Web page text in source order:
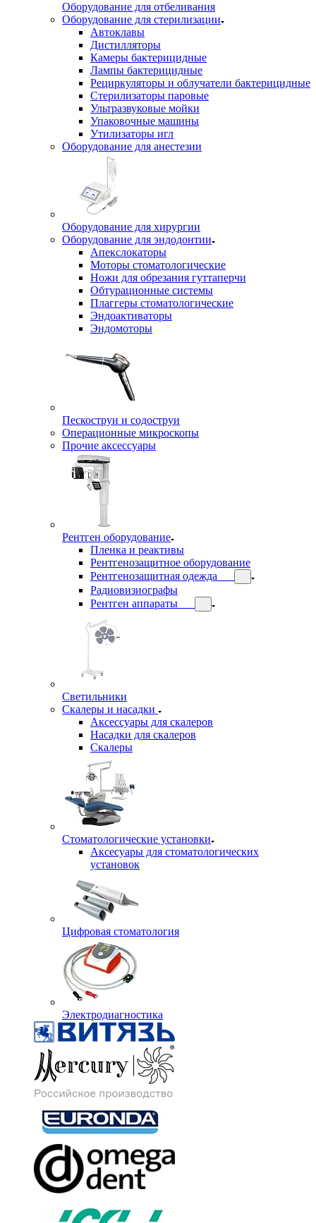
Оборудование для отбеливания
Оборудование для стерилизации
Автоклавы
Дистилляторы
Камеры бактерицидные
Лампы бактерицидные
Рециркуляторы и облучатели бактерицидные
Стерилизаторы паровые
Ультразвуковые мойки
Упаковочные машины
Утилизаторы игл
Оборудование для анестезии
Оборудование для хирургии
Оборудование для эндодонтии
Апекслокаторы
Моторы стоматологические
Ножи для обрезания гуттаперчи
Обтурационные системы
Плаггеры стоматологические
Эндоактиваторы
Эндомоторы
Пескоструи и содоструи
Операционные микроскопы
Прочие аксессуары
Рентген оборудование
Пленка и реактивы
Рентгенозащитное оборудование
Рентгенозащитная одежда
Радиовизиографы
Рентген аппараты
Светильники
Скалеры и насадки
Аксессуары для скалеров
Насадки для скалеров
Скалеры
Стоматологические установки
Аксесуары для стоматологических
установок
Цифровая стоматология
Электродиагностика